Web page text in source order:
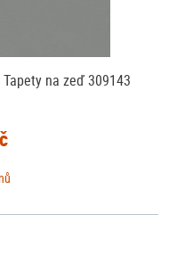
na zeď 309143